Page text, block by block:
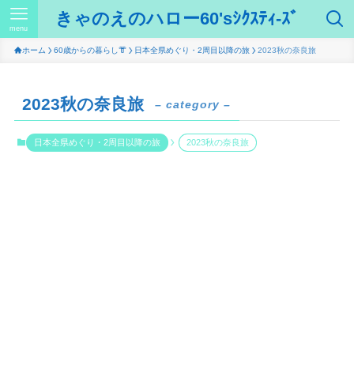
きゃのえのハロー60'sｼｸｽﾃｨ-ｽﾞ
menu
ホーム 60歳からの暮らし👘 日本全県めぐり・2周目以降の旅 2023秋の奈良旅
2023秋の奈良旅 – category –
日本全県めぐり・2周目以降の旅 2023秋の奈良旅